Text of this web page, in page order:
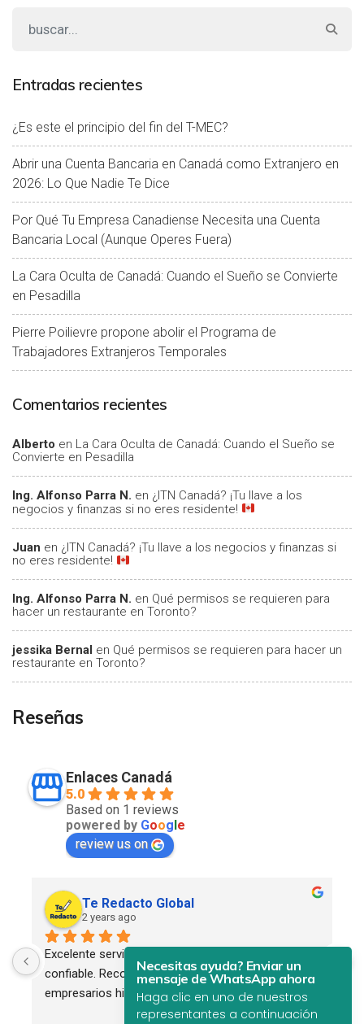
Entradas recientes
¿Es este el principio del fin del T-MEC?
Abrir una Cuenta Bancaria en Canadá como Extranjero en
2026: Lo Que Nadie Te Dice
Por Qué Tu Empresa Canadiense Necesita una Cuenta
Bancaria Local (Aunque Operes Fuera)
La Cara Oculta de Canadá: Cuando el Sueño se Convierte
en Pesadilla
Pierre Poilievre propone abolir el Programa de
Trabajadores Extranjeros Temporales
Comentarios recientes
Alberto en La Cara Oculta de Canadá: Cuando el Sueño se
Convierte en Pesadilla
Ing. Alfonso Parra N. en ¿ITN Canadá? ¡Tu llave a los
negocios y finanzas si no eres residente!
Juan en ¿ITN Canadá? ¡Tu llave a los negocios y finanzas si
no eres residente!
Ing. Alfonso Parra N. en Qué permisos se requieren para
hacer un restaurante en Toronto?
jessika Bernal en Qué permisos se requieren para hacer un
restaurante en Toronto?
Reseñas
Enlaces Canadá
5.0
Based on 1 reviews
powered by Google
review us on
Te Redacto Global
2 years ago
Excelente servicio. Profesional, eficiente y
confiable. Recomendado para todos los
empresarios hispanos.
Necesitas ayuda? Enviar un
mensaje de WhatsApp ahora
Haga clic en uno de nuestros
representantes a continuación